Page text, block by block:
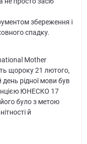
збереження і
спадку.
Mother
щороку 21 лютого,
рідної мови був
ЮНЕСКО 17
було з метою
й